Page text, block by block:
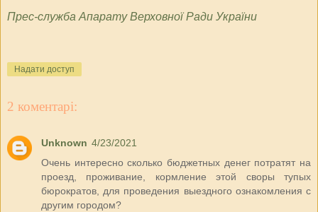
Прес-служба Апарату Верховної Ради України
Надати доступ
2 коментарі:
Unknown 4/23/2021
Очень интересно сколько бюджетных денег потратят на
проезд, проживание, кормление этой своры тупых
бюрократов, для проведения выездного ознакомления с
другим городом?